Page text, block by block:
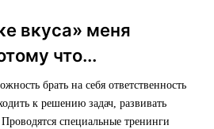
вкуса» меня
что...
брать на себя ответственность
к решению задач, развивать
Проводятся специальные тренинги